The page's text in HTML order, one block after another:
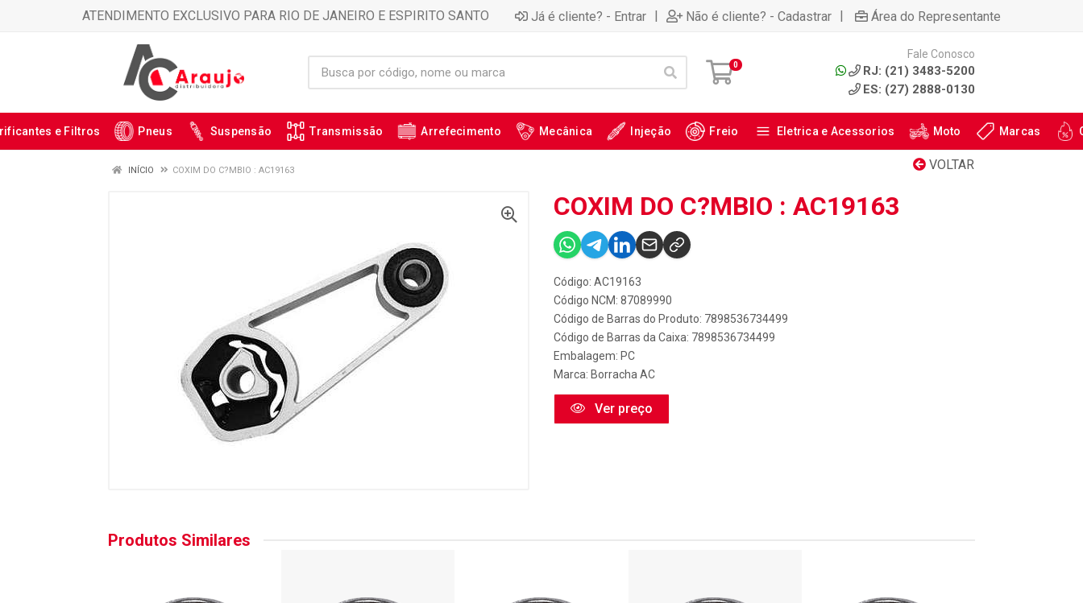
ATENDIMENTO EXCLUSIVO PARA RIO DE JANEIRO E ESPIRITO SANTO Já é cliente? - Entrar | Não é cliente? - Cadastrar | Área do Representante
0
Fale Conosco
RJ: (21) 3483-5200
ES: (27) 2888-0130
e Filtros Pneus Suspensão Transmissão Arrefecimento Mecânica Injeção Freio Eletrica e Acessorios Moto Marcas
VOLTAR
INÍCIO COXIM DO C?MBIO : AC19163
COXIM DO C?MBIO : AC19163
Código: AC19163
Código NCM: 87089990
Código de Barras do Produto: 7898536734499
Código de Barras da Caixa: 7898536734499
Embalagem: PC
Marca: Borracha AC
Ver preço
Produtos Similares